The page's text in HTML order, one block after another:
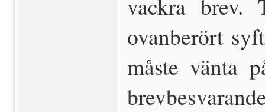
vackra brev.
ovanberört
måste vänta